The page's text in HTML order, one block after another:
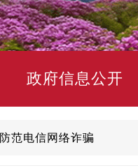
政府信息公开
防范电信网络诈骗